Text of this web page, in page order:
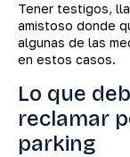
Tener testigos,
amistoso donde
algunas de las
en estos casos.
Lo que
reclamar
parking